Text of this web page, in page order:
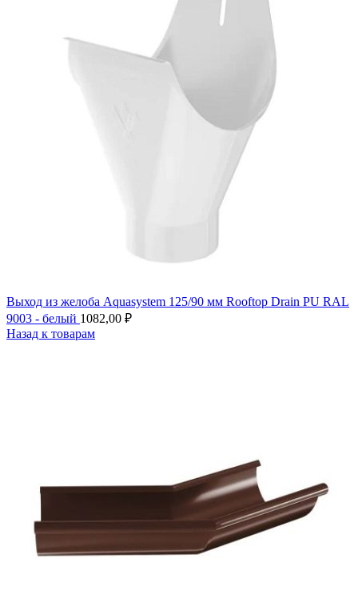
Выход из желоба Aquasystem 125/90 мм Rooftop Drain PU RAL
9003 - белый 1082,00 ₽
Назад к товарам